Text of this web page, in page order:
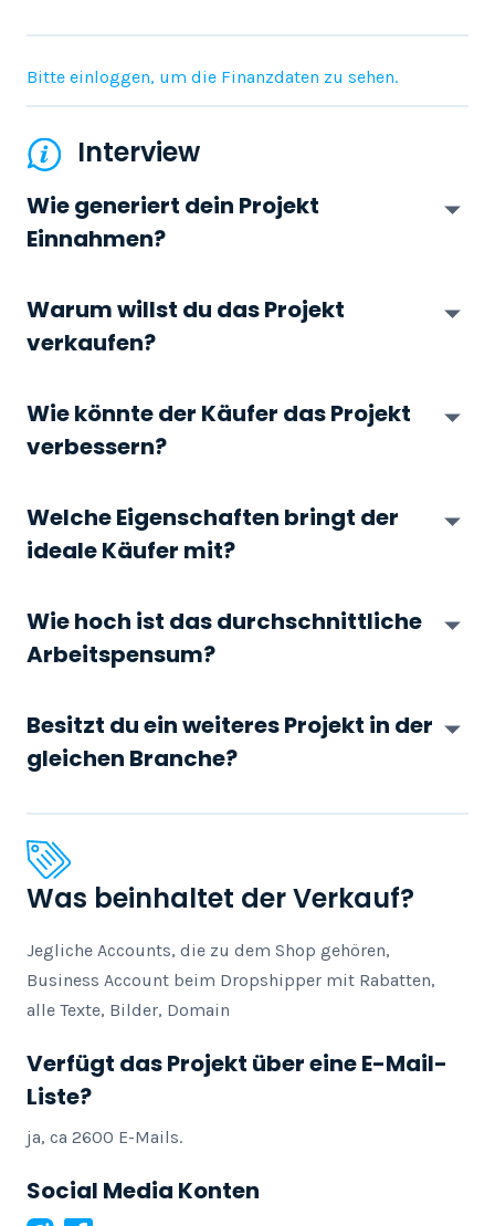
Bitte einloggen, um die Finanzdaten zu sehen.
Interview
Wie generiert dein Projekt
Einnahmen?
Warum willst du das Projekt
verkaufen?
Wie könnte der Käufer das Projekt
verbessern?
Welche Eigenschaften bringt der
ideale Käufer mit?
Wie hoch ist das durchschnittliche
Arbeitspensum?
Besitzt du ein weiteres Projekt in der
gleichen Branche?
Social Media Konten
Was beinhaltet der Verkauf?
Jegliche Accounts, die zu dem Shop gehören,
Business Account beim Dropshipper mit Rabatten,
alle Texte, Bilder, Domain
Verfügt das Projekt über eine E-Mail-
Liste?
ja, ca 2600 E-Mails.